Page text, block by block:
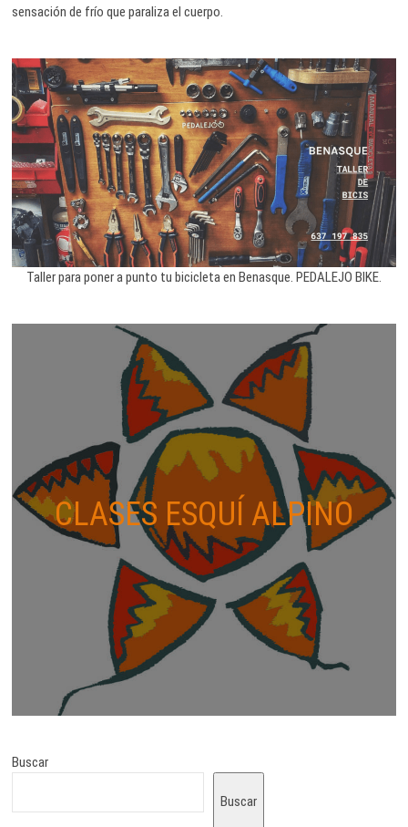
sensación de frío que paraliza el cuerpo.
Taller para poner a punto tu bicicleta en Benasque. PEDALEJO BIKE.
CLASES ESQUÍ ALPINO
Buscar
Buscar